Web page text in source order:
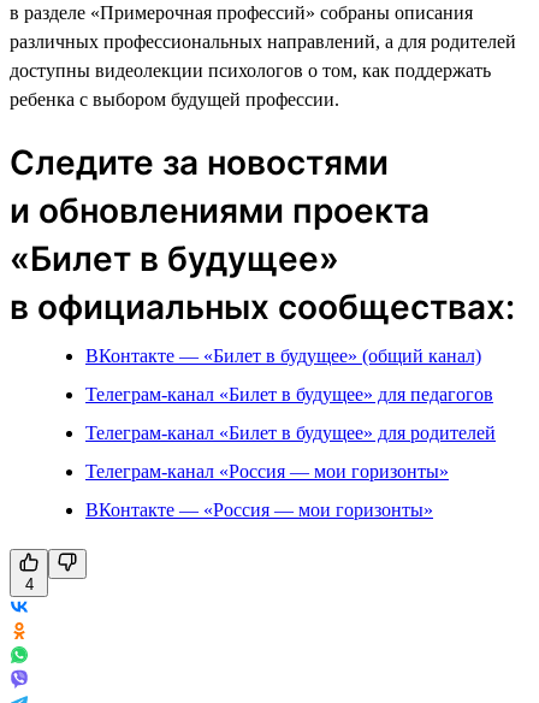
в разделе «Примерочная профессий» собраны описания
различных профессиональных направлений, а для родителей
доступны видеолекции психологов о том, как поддержать
ребенка с выбором будущей профессии.
Следите за новостями
и обновлениями проекта
«Билет в будущее»
в официальных сообществах:
ВКонтакте — «Билет в будущее» (общий канал)
Телеграм-канал «Билет в будущее» для педагогов
Телеграм-канал «Билет в будущее» для родителей
Телеграм-канал «Россия — мои горизонты»
ВКонтакте — «Россия — мои горизонты»
4